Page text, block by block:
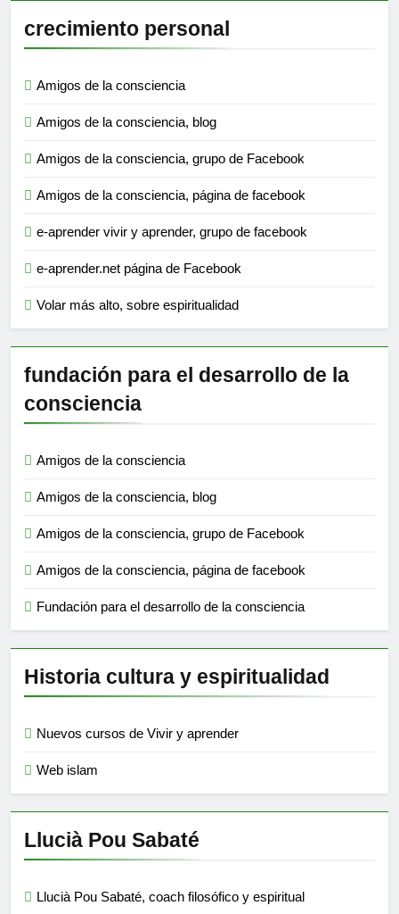
crecimiento personal
Amigos de la consciencia
Amigos de la consciencia, blog
Amigos de la consciencia, grupo de Facebook
Amigos de la consciencia, página de facebook
e-aprender vivir y aprender, grupo de facebook
e-aprender.net página de Facebook
Volar más alto, sobre espiritualidad
fundación para el desarrollo de la
consciencia
Amigos de la consciencia
Amigos de la consciencia, blog
Amigos de la consciencia, grupo de Facebook
Amigos de la consciencia, página de facebook
Fundación para el desarrollo de la consciencia
Historia cultura y espiritualidad
Nuevos cursos de Vivir y aprender
Web islam
Llucià Pou Sabaté
Llucià Pou Sabaté, coach filosófico y espiritual